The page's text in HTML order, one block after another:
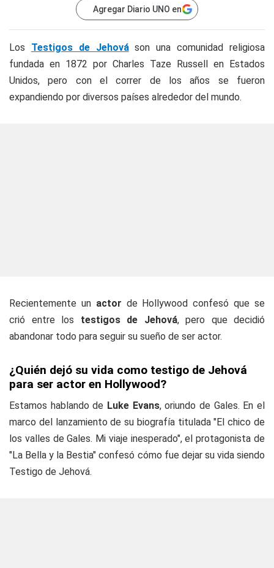
Agregar Diario UNO en
Los Testigos de Jehováson una comunidad religiosa
fundada en 1872 por Charles Taze Russell en Estados
Unidos, pero con el correr de los años se fueron
expandiendo por diversos países alrededor del mundo.
Recientemente un actor de Hollywood confesó que se
crió entre los testigos de Jehová, pero que decidió
abandonar todo para seguir su sueño de ser actor.
¿Quién dejó su vida como testigo de Jehová
para ser actor en Hollywood?
Estamos hablando de Luke Evans, oriundo de Gales. En el
marco del lanzamiento de su biografía titulada "El chico de
los valles de Gales. Mi viaje inesperado", el protagonista de
"La Bella y la Bestia" confesó cómo fue dejar su vida siendo
Testigo de Jehová.